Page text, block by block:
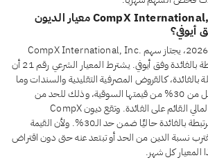
هل يجتاز CompX International, Inc. CIX معيار الديون
أيوفي؟
نعم، اعتبارًا من أغسطس 2026، يجتاز سهم CompX International, Inc.
(CIX) معيار الديون المرتبطة بالفائدة وفق أيوفي. يشترط المعيار الشرعي رقم 21 أن
كالقروض المصرفية التقليدية والسندات وما
شابهها من تمويل ربوي، أقل من 30% من قيمتها السوقية، وذلك للحد من
تعرّض المساهمين للرفع المالي القائم على الفائدة. وتقع ديون CompX
International, Inc. المرتبطة بالفائدة حاليًا ضمن حد الـ30%. ولأن القيمة
نسبة الدين من الحد أو تبتعد عنه حتى دون اقتراض
المعيار كل شهر.